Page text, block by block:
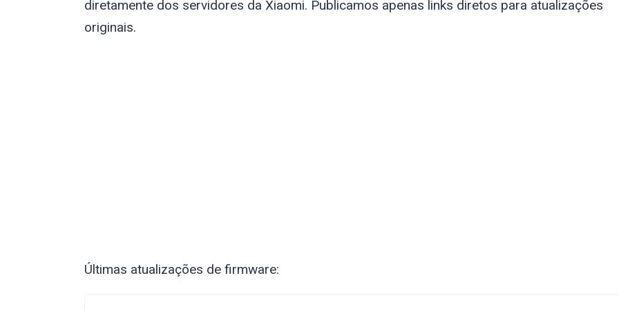
diretamente dos servidores da Xiaomi. Publicamos apenas links diretos para atualizações
originais.
Últimas atualizações de firmware: